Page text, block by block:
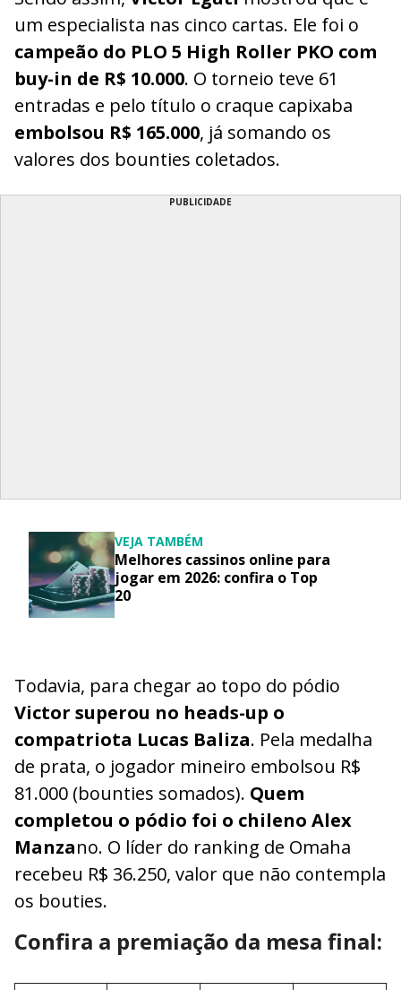
um especialista nas cinco cartas. Ele foi o
campeão do PLO 5 High Roller PKO com
buy-in de R$ 10.000. O torneio teve 61
entradas e pelo título o craque capixaba
embolsou R$ 165.000, já somando os
valores dos bounties coletados.
PUBLICIDADE
VEJA TAMBÉM
Melhores cassinos online para
jogar em 2026: confira o Top
20
Todavia, para chegar ao topo do pódio
Victor superou no heads-up o
compatriota Lucas Baliza. Pela medalha
de prata, o jogador mineiro embolsou R$
81.000 (bounties somados). Quem
completou o pódio foi o chileno Alex
Manzano. O líder do ranking de Omaha
recebeu R$ 36.250, valor que não contempla
os bouties.
Confira a premiação da mesa final: